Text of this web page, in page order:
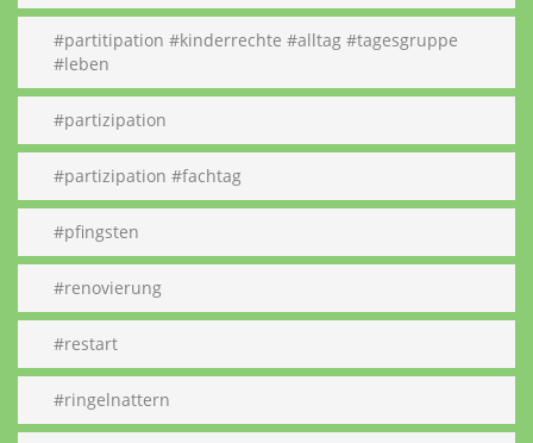
#partitipation #kinderrechte #alltag #tagesgruppe
#leben
#partizipation
#partizipation #fachtag
#pfingsten
#renovierung
#restart
#ringelnattern